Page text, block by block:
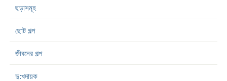
ছড়াসমূহ
ছোট গল্প
জীবনের গল্প
দু:খদায়ক